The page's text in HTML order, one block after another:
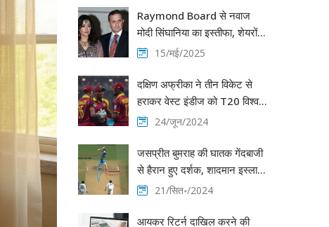
Raymond Board से नवाज
मोदी सिंघानिया का इस्तीफा, शेयरों में
11% की जबरदस्त तेजी
15/मई/2025
दक्षिण अफ्रीका ने तीन विकेट से
हराकर वेस्ट इंडीज को T20 विश्व
कप से किया बाहर
24/जून/2024
जसप्रीत बुमराह की घातक गेंदबाजी
से हैरान हुए दर्शक, शादमान इस्लाम
को किया क्लीन बोल्ड
21/सित॰/2024
आयकर रिटर्न दाखिल करने की